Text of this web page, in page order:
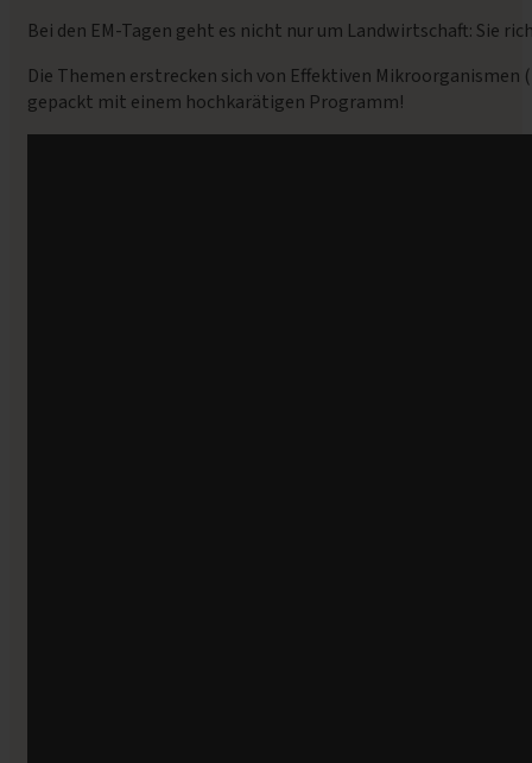
Bei den EM-Tagen geht es nicht nur um Landwirtschaft: Sie
Die Themen erstrecken sich von Effektiven
gepackt mit einem hochkarätigen Programm!